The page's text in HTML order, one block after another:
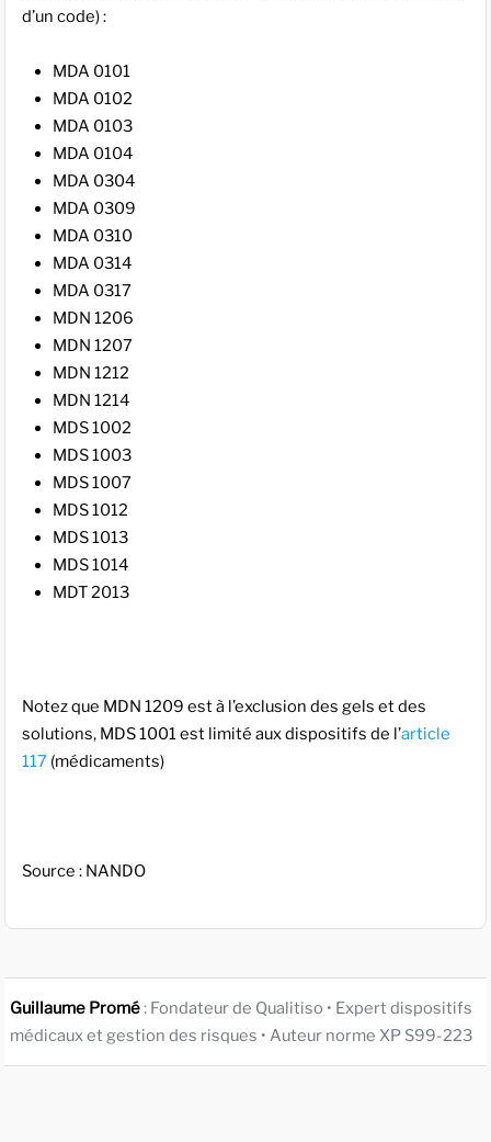
d’un code) :
MDA 0101
MDA 0102
MDA 0103
MDA 0104
MDA 0304
MDA 0309
MDA 0310
MDA 0314
MDA 0317
MDN 1206
MDN 1207
MDN 1212
MDN 1214
MDS 1002
MDS 1003
MDS 1007
MDS 1012
MDS 1013
MDS 1014
MDT 2013
Notez que MDN 1209 est à l’exclusion des gels et des
solutions, MDS 1001 est limité aux dispositifs de l’article
117(médicaments)
Source : NANDO
Guillaume Promé: Fondateur de Qualitiso • Expert dispositifs
médicaux et gestion des risques • Auteur norme XP S99-223